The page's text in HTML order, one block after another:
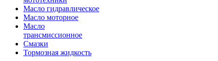
Масло гидравлическое
Масло моторное
Масло
трансмиссионное
Смазки
Тормозная жидкость